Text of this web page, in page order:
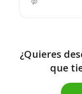
¿Quieres
que